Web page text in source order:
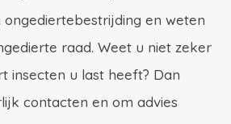
ongediertebestrijding en weten
raad. Weet u niet zeker
insecten u last heeft? Dan
contacten en om advies